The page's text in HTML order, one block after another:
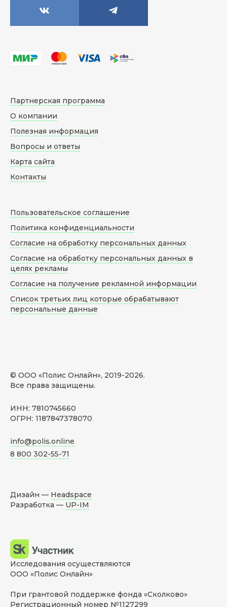
© ООО «Полис Онлайн», 2019-2026.
Все права защищены.
ИНН: 7810745660
ОГРН: 1187847378070
info@polis.online
8 800 302-55-71
Партнерская программа
О компании
Полезная информация
Вопросы и ответы
Карта сайта
Контакты
Пользовательское соглашение
Политика конфиденциальности
Согласие на обработку персональных данных
Согласие на обработку персональных данных в
целях рекламы
Согласие на получение рекламной информации
Список третьих лиц которые обрабатывают
персональные данные
Дизайн — Headspace
Разработка — UP-IM
Исследования осуществляются
ООО «Полис Онлайн»
При грантовой поддержке фонда «Сколково»
Регистрационный номер №1127299